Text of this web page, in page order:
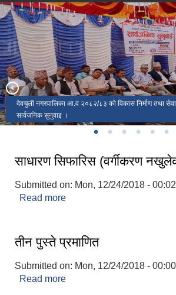
देवचुली नगरपालिका आ‍.व २०८२/८३ काे विकास निर्माण तथा सेवा
सार्वजनिक सुनुवाइ ।
देवचुली नगरपालिका प्रवेश द्वार ( दलदले हुँदै पाेखरा सम्म जाेड्ने
देवचुली नगरपालिकाकाे नगरसभाकाे स्रेहाै अधिवेशन (नीति,
अधिवेशन)
दुर्लभ एक सिङ्गे गैडा देवचुली नगरपाालिकाकाे नारायणी नदि
पैदल यात्री पर्यटकहरूकाे लागि बदल माथीकाे नगर नवलपुरकाे
दुश्य हेर्न देवचुली चुचुराे १९३८ मिटर
२०८२ असार ९ गते नगरसभाकाे स्रेहाै अधिवेशनमा बजेट, नीति
गरिएकाे
साधारण सिफारिस (वर्गीकरण
Submitted on: Mon, 12/24/2018 - 00:02
Read more
तीन पुस्ते प्रमाणित
Submitted on: Mon, 12/24/2018 - 00:00
Read more